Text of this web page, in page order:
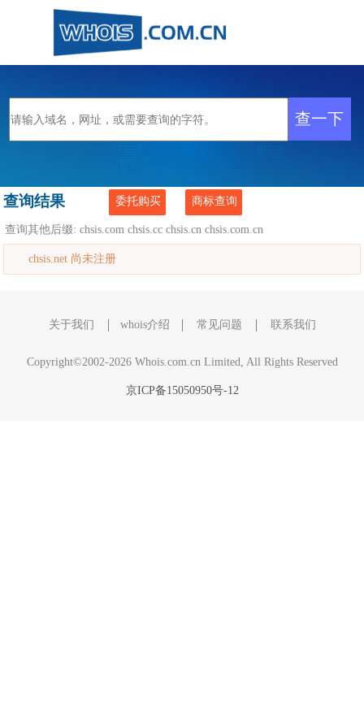
查询结果 委托购买 商标查询
查询其他后缀:chsis.com chsis.cc chsis.cn chsis.com.cn
chsis.net 尚未注册
关于我们 whois介绍 常见问题 联系我们
Copyright©2002-2026 Whois.com.cn Limited, All Rights Reserved
京ICP备15050950号-12